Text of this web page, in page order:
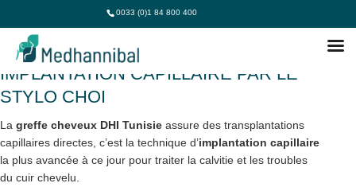
0033 (0)1 84 800 400
GREFFE CHEVEUX DHI TUNISIE :
IMPLANTATION CAPILLAIRE PAR LE
STYLO CHOI
La greffe cheveux DHI Tunisie assure des transplantations
capillaires directes, c’est la technique d’implantation capillaire
la plus avancée à ce jour pour traiter la calvitie et les troubles
du cuir chevelu.